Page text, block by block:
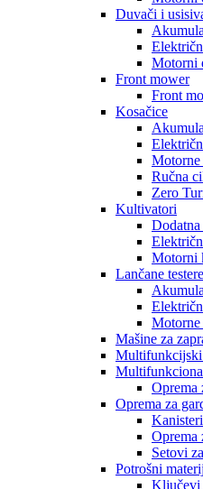
Duvači i
Motorni
Front mower
Front
Kosačice
Motorne
Ručna
Zero
Kultivatori
Motorni
Lančane testere
Motorne
Mašine za
Oprema
Oprema za
Kanisteri
Oprema
Setovi
Potrošni
Ključevi